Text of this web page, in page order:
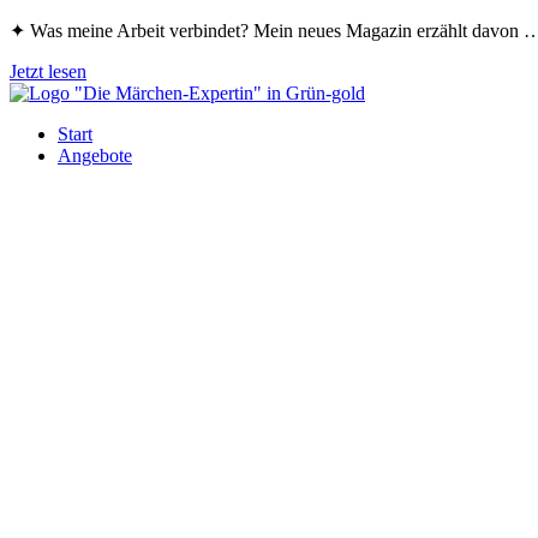
Zum
springen
✦ Was meine Arbeit verbindet? Mein neues Magazin erzählt davon
Jetzt lesen
Start
Angebote